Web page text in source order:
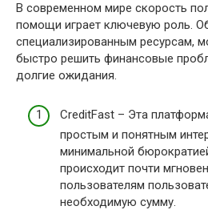
В современном мире скорость
помощи играет ключевую роль.
специализированным ресурсам,
быстро решить финансовые
долгие ожидания.
CreditFast – Эта
простым и понятным
минимальной
происходит почти
пользователям
необходимую сумму.